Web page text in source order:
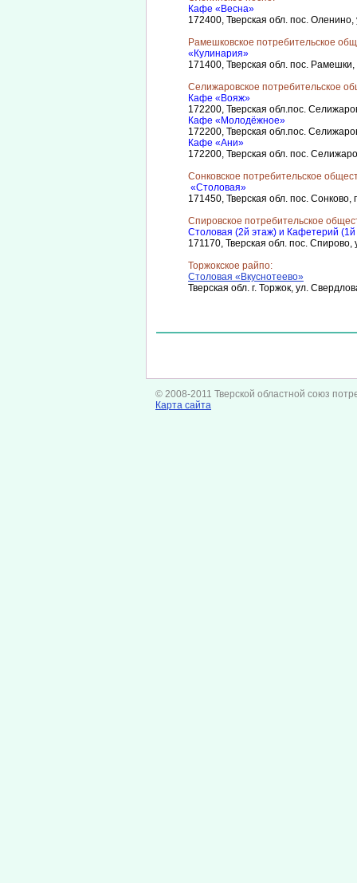
Кафе «Весна»
172400, Тверская обл. пос.
Рамешковское потребительское
«Кулинария»
171400, Тверская обл. пос.
Селижаровское потребительское
Кафе «Вояж»
172200, Тверская обл.пос.
Кафе «Молодёжное»
172200, Тверская обл.пос.
Кафе «Ани»
172200, Тверская обл. пос.
Сонковское потребительское
«Столовая»
171450, Тверская обл. пос.
Спировское потребительское
Столовая (2й этаж) и Кафетерий
171170, Тверская обл. пос.
Торжокское райпо:
Столовая «Вкуснотеево»
Тверская обл. г. Торжок, ул.
© 2008-2011 Тверской областной союз
Карта сайта